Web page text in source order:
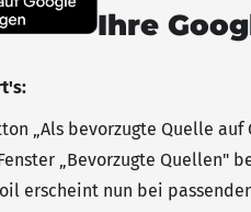
Ihre
„Als bevorzugte Quelle auf
„Bevorzugte Quellen"
erscheint nun bei